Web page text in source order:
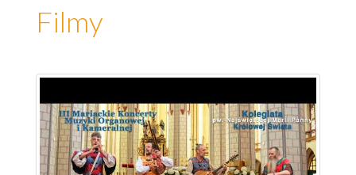
Filmy